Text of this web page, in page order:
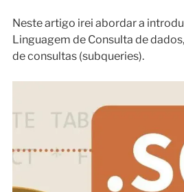
Neste artigo irei abordar a
Linguagem de Consulta de
de consultas (subqueries).